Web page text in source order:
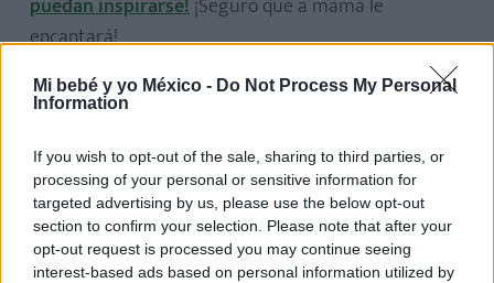
Mi bebé y yo México - Do Not Process My Personal
Information
If you wish to opt-out of the sale, sharing to third parties, or
processing of your personal or sensitive information for
targeted advertising by us, please use the below opt-out
section to confirm your selection. Please note that after your
opt-out request is processed you may continue seeing
interest-based ads based on personal information utilized by
encantará!
Manualidades para el Día del Padre
Si les faltan ideas de regalo para el Día del Padre,
¡descubre en este artículo 10 divertidas
propuestas con las que sorprender a papá en su
día!